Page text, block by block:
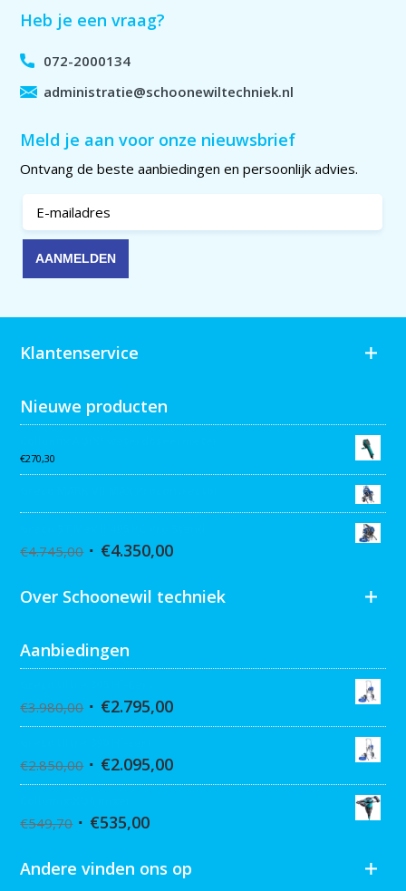
Heb je een vraag?
072-2000134
administratie@schoonewiltechniek.nl
Meld je aan voor onze nieuwsbrief
Ontvang de beste aanbiedingen en persoonlijk advies.
Klantenservice
Nieuwe producten
€270,30
€4.745,00 €4.350,00
Over Schoonewil techniek
Aanbiedingen
€3.980,00 €2.795,00
€2.850,00 €2.095,00
€549,70 €535,00
Andere vinden ons op